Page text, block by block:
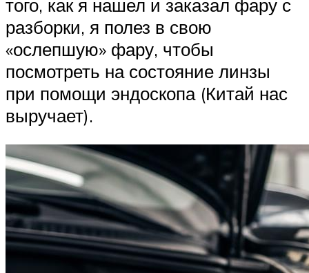
того, как я нашел и заказал фару с
разборки, я полез в свою
«ослепшую» фару, чтобы
посмотреть на состояние линзы
при помощи эндоскопа (Китай нас
выручает).